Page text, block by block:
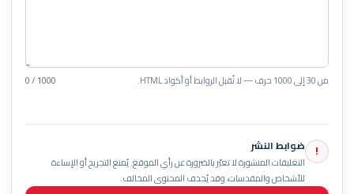
من 30 إلى 1000 حرف — لا تُقبل الروابط أو أكواد HTML. 0 / 1000
! ضوابط النشر
التعليقات المنشورة لا تعبّر بالضرورة عن رأي الموقع. يُمنع التجريح أو الإساءة
للأشخاص والمقدسات، وقد يُحذف المحتوى المخالف.